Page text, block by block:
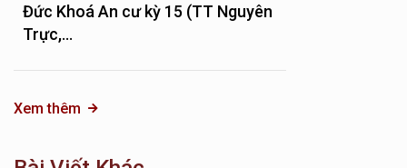
Đức Khoá An cư kỳ 15 (TT Nguyên
Trực,...
Xem thêm